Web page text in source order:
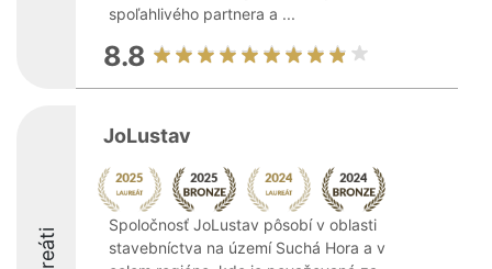
spoľahlivého partnera a ...
8.8
JoLustav
Spoločnosť JoLustav pôsobí v oblasti
stavebníctva na území Suchá Hora a v